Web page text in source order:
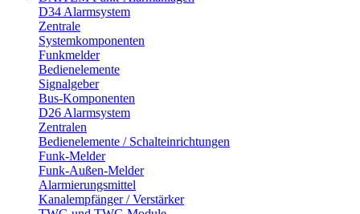
D34 Alarmsystem
Zentrale
Systemkomponenten
Funkmelder
Bedienelemente
Signalgeber
Bus-Komponenten
D26 Alarmsystem
Zentralen
Bedienelemente / Schalteinrichtungen
Funk-Melder
Funk-Außen-Melder
Alarmierungsmittel
Kanalempfänger / Verstärker